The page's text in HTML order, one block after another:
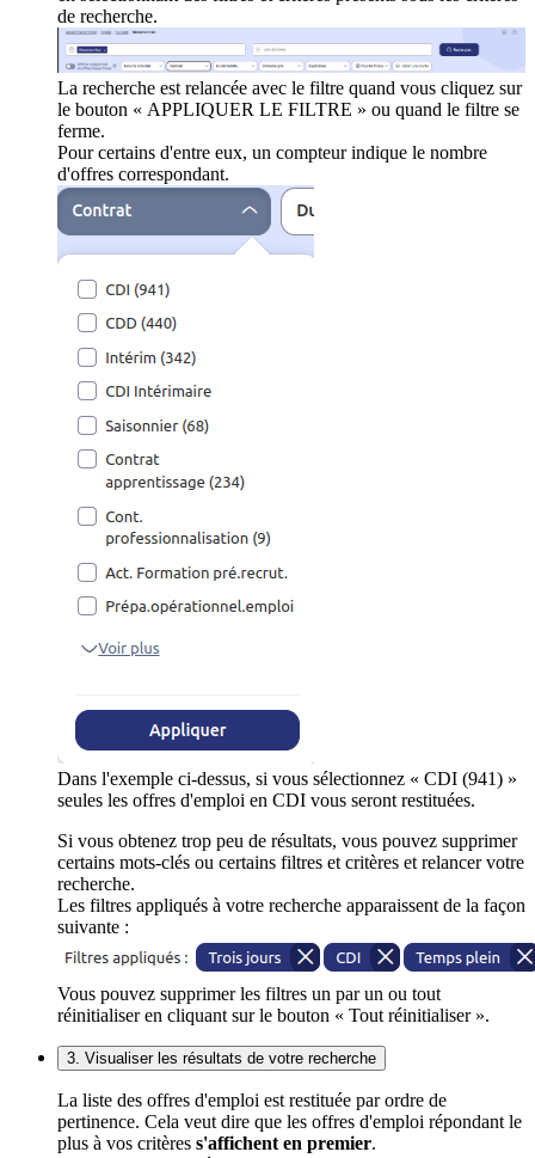
de recherche.
La recherche est relancée avec le filtre quand vous cliquez sur
le bouton « APPLIQUER LE FILTRE » ou quand le filtre se
ferme.
Pour certains d'entre eux, un compteur indique le nombre
d'offres correspondant.
Dans l'exemple ci-dessus, si vous sélectionnez « CDI (941) »
seules les offres d'emploi en CDI vous seront restituées.
Si vous obtenez trop peu de résultats, vous pouvez supprimer
certains mots-clés ou certains filtres et critères et relancer votre
recherche.
Les filtres appliqués à votre recherche apparaissent de la façon
suivante :
Vous pouvez supprimer les filtres un par un ou tout
réinitialiser en cliquant sur le bouton « Tout réinitialiser ».
3. Visualiser les résultats de votre recherche
La liste des offres d'emploi est restituée par ordre de
pertinence. Cela veut dire que les offres d'emploi répondant le
plus à vos critères s'affichent en premier.